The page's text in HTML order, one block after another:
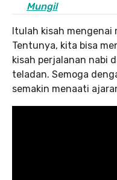
Mungil
Itulah kisah mengenai
Tentunya, kita bisa
kisah perjalanan nabi
teladan. Semoga
semakin menaati